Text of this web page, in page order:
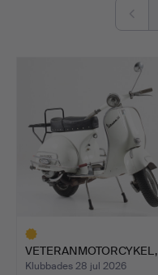
Sundsvall
VETERANMOTORCYKEL,
Vespa Grand Sport 160 c…
Klubbades 28 jul 2026